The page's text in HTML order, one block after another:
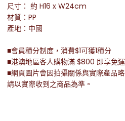
尺寸： 約 H16 x W24cm
材質：PP
產地：中國
■會員積分制度，消費$1可獲1積分
■港澳地區客人購物滿 $800 即享免
■網頁圖片會因拍攝關係與實際產品
請以實際收到之商品為準。